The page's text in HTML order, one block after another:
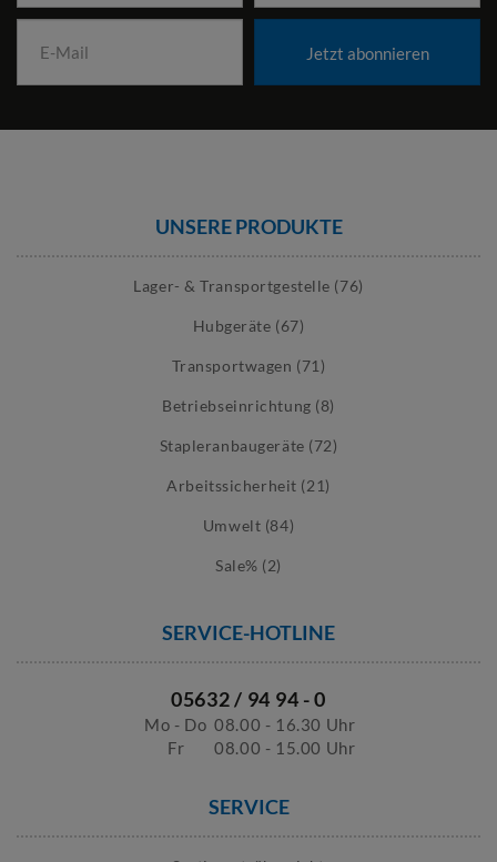
Jetzt abonnieren
UNSERE PRODUKTE
Lager- & Transportgestelle (76)
Hubgeräte (67)
Transportwagen (71)
Betriebseinrichtung (8)
Stapleranbaugeräte (72)
Arbeitssicherheit (21)
Umwelt (84)
Sale% (2)
SERVICE-HOTLINE
05632 / 94 94 - 0
Mo - Do 08.00 - 16.30 Uhr
Fr
08.00 - 15.00 Uhr
SERVICE